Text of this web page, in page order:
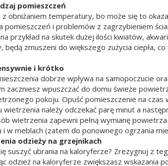
pomieszczeń
obniżaniem temperatury, bo może się to
pomieszczeń i problemów z zagrzybieniem
przykład na skutek dużej ilości kwiatów,
będą zmuszeni do większego zużycia ciepła,
i krótko
dobrze wpływa na samopoczucie
zaczniesz wpuszczać do domu świeże
pokoju. Opuść pomieszczenie na
wietrzenia należy odczekać parę minut a
wietrzenia zapewni pełną wymianę
i w meblach (zatem do ponownego ogrzania
odzieży na grzejnikach
suszyć ubrania na kaloryferze? Zrezygnuj z
odzież na kaloryferze zwiększasz wskazania